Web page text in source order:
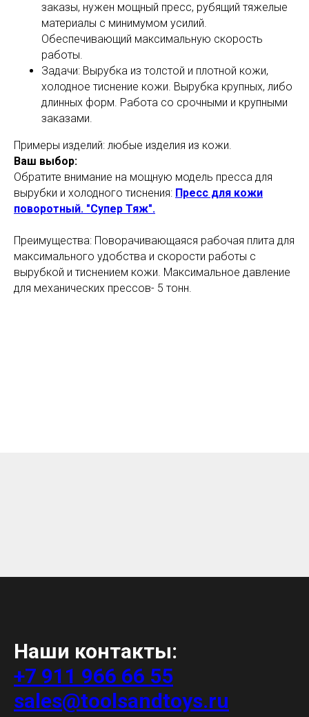
заказы, нужен мощный пресс, рубящий тяжелые
материалы с минимумом усилий.
Обеспечивающий максимальную скорость
работы.
Задачи: Вырубка из толстой и плотной кожи,
холодное тиснение кожи. Вырубка крупных, либо
длинных форм. Работа со срочными и крупными
заказами.
Примеры изделий: любые изделия из кожи.
Ваш выбор:
Обратите внимание на мощную модель пресса для
вырубки и холодного тиснения: Пресс для кожи
поворотный. "Супер Тяж".
Преимущества: Поворачивающаяся рабочая плита для
максимального удобства и скорости работы с
вырубкой и тиснением кожи. Максимальное давление
для механических прессов- 5 тонн.
Наши контакты:
+7 911 966 66 55
sales@toolsandtoys.ru